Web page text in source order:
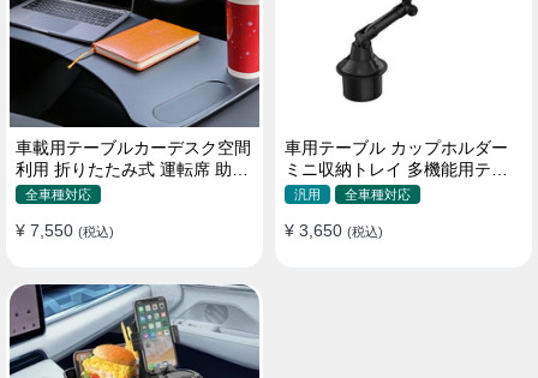
車載用テーブルカーデスク空間
利用 折りたたみ式 運転席 助手
席 多機能 滑り止め 安定
全車種対応
¥ 7,550 (税込)
車用テーブル カップホルダー
ミニ収納トレイ 多機能用テー
ブル 食事 物置き用 高品質
汎用 全車種対応
¥ 3,650 (税込)